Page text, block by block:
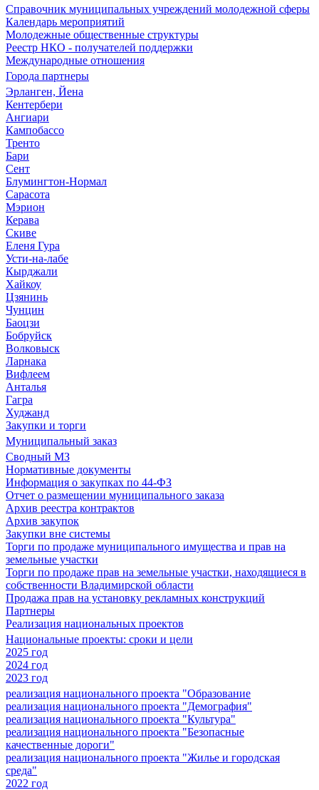
Справочник муниципальных учреждений молодежной сферы
Календарь мероприятий
Молодежные общественные структуры
Реестр НКО - получателей поддержки
Международные отношения
Города партнеры
Эрланген, Йена
Кентербери
Ангиари
Кампобассо
Тренто
Бари
Сент
Блумингтон-Нормал
Сарасота
Мэрион
Керава
Скиве
Еленя Гура
Усти-на-лабе
Кырджали
Хайкоу
Цзянинь
Чунцин
Баоцзи
Бобруйск
Волковыск
Ларнака
Вифлеем
Анталья
Гагра
Худжанд
Закупки и торги
Муниципальный заказ
Сводный МЗ
Нормативные документы
Информация о закупках по 44-ФЗ
Отчет о размещении муниципального заказа
Архив реестра контрактов
Архив закупок
Закупки вне системы
Торги по продаже муниципального имущества и прав на
земельные участки
Торги по продаже прав на земельные участки, находящиеся в
собственности Владимирской области
Продажа прав на установку рекламных конструкций
Партнеры
Реализация национальных проектов
Национальные проекты: сроки и цели
2025 год
2024 год
2023 год
реализация национального проекта "Образование
реализация национального проекта "Демография"
реализация национального проекта "Культура"
реализация национального проекта "Безопасные
качественные дороги"
реализация национального проекта "Жилье и городская
среда"
2022 год